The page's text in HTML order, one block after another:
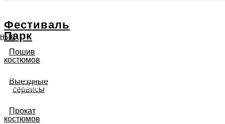
Фестиваль
Парк
Пошив
костюмов
Выездные
сервисы
Прокат
костюмов
Подключи годовой тариф на прокат
костюмов